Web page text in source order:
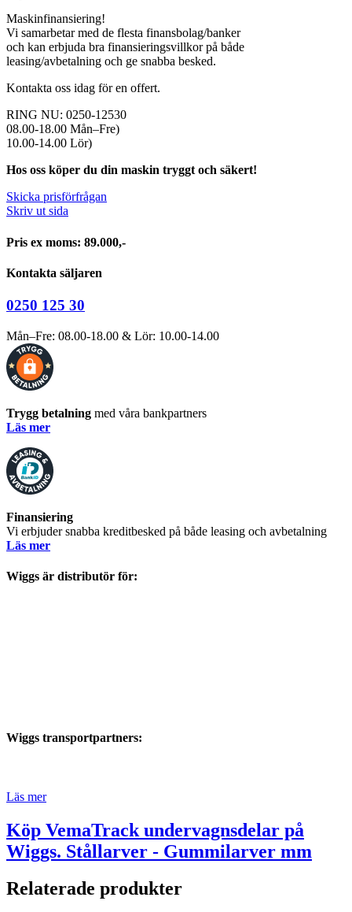
Maskinfinansiering!
Vi samarbetar med de flesta finansbolag/banker
och kan erbjuda bra finansieringsvillkor på både
leasing/avbetalning och ge snabba besked.
Kontakta oss idag för en offert.
RING NU: 0250-12530
08.00-18.00 Mån–Fre)
10.00-14.00 Lör)
Hos oss köper du din maskin tryggt och säkert!
Skicka prisförfrågan
Skriv ut sida
Pris ex moms: 89.000,-
Kontakta säljaren
0250 125 30
Mån–Fre: 08.00-18.00 & Lör: 10.00-14.00
Trygg betalning med våra bankpartners
Läs mer
Finansiering
Vi erbjuder snabba kreditbesked på både leasing och avbetalning
Läs mer
Wiggs är distributör för:
Wiggs transportpartners:
Läs mer
Köp VemaTrack undervagnsdelar på
Wiggs. Stållarver - Gummilarver mm
Relaterade produkter